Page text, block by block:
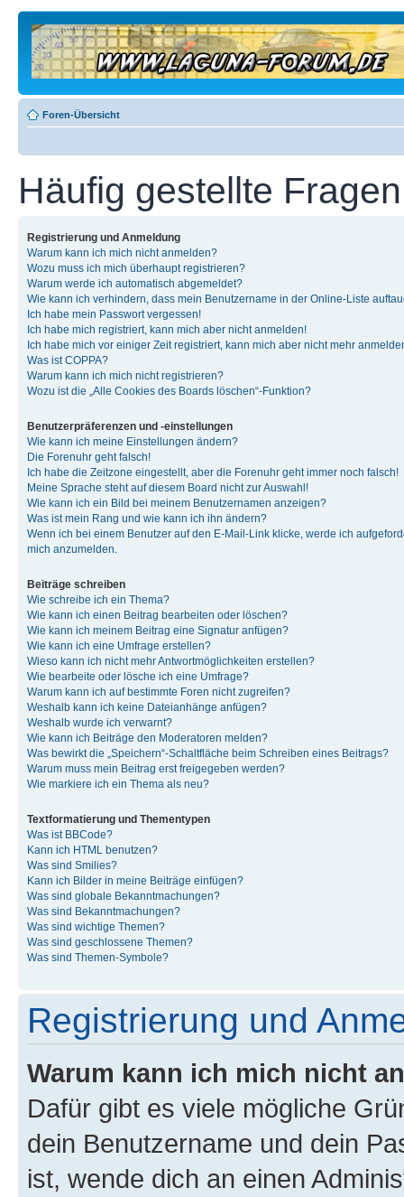
Foren-Übersicht
Häufig gestellte Fragen
Registrierung und Anmeldung
Warum kann ich mich nicht anmelden?
Wozu muss ich mich überhaupt registrieren?
Warum werde ich automatisch abgemeldet?
Wie kann ich verhindern, dass mein Benutzername in der Online-Liste
Ich habe mein Passwort vergessen!
Ich habe mich registriert, kann mich aber nicht anmelden!
Ich habe mich vor einiger Zeit registriert, kann mich aber nicht mehr
Was ist COPPA?
Warum kann ich mich nicht registrieren?
Wozu ist die „Alle Cookies des Boards löschen“-Funktion?
Benutzerpräferenzen und -einstellungen
Wie kann ich meine Einstellungen ändern?
Die Forenuhr geht falsch!
Ich habe die Zeitzone eingestellt, aber die Forenuhr geht immer noch falsch!
Meine Sprache steht auf diesem Board nicht zur Auswahl!
Wie kann ich ein Bild bei meinem Benutzernamen anzeigen?
Was ist mein Rang und wie kann ich ihn ändern?
Wenn ich bei einem Benutzer auf den E-Mail-Link klicke, werde ich
mich anzumelden.
Beiträge schreiben
Wie schreibe ich ein Thema?
Wie kann ich einen Beitrag bearbeiten oder löschen?
Wie kann ich meinem Beitrag eine Signatur anfügen?
Wie kann ich eine Umfrage erstellen?
Wieso kann ich nicht mehr Antwortmöglichkeiten erstellen?
Wie bearbeite oder lösche ich eine Umfrage?
Warum kann ich auf bestimmte Foren nicht zugreifen?
Weshalb kann ich keine Dateianhänge anfügen?
Weshalb wurde ich verwarnt?
Wie kann ich Beiträge den Moderatoren melden?
Was bewirkt die „Speichern“-Schaltfläche beim Schreiben eines Beitrags?
Warum muss mein Beitrag erst freigegeben werden?
Wie markiere ich ein Thema als neu?
Textformatierung und Thementypen
Was ist BBCode?
Kann ich HTML benutzen?
Was sind Smilies?
Kann ich Bilder in meine Beiträge einfügen?
Was sind globale Bekanntmachungen?
Was sind Bekanntmachungen?
Was sind wichtige Themen?
Was sind geschlossene Themen?
Was sind Themen-Symbole?
Registrierung und
Warum kann ich mich nicht
Dafür gibt es viele mögliche
dein Benutzername und dein
ist, wende dich an einen